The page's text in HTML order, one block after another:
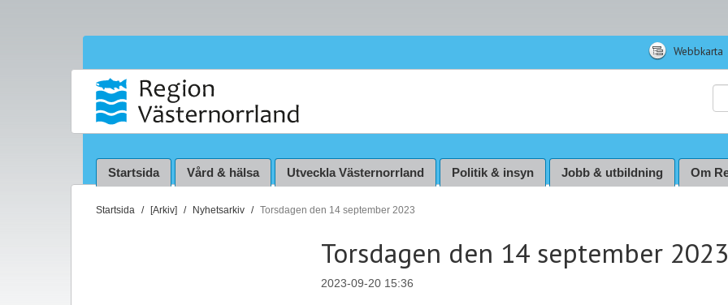
Webbkarta
Startsida Vård & hälsa Utveckla Västernorrland Politik & insyn Jobb & utbildning Om
D
Startsida [Arkiv] Nyhetsarkiv Torsdagen den 14 september 2023
Torsdagen den 14 september 2023
2023-09-20 15:36